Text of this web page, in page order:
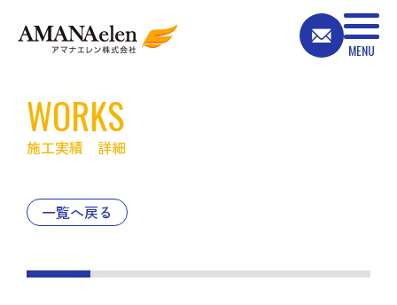
WORKS
施工実績 詳細
一覧へ戻る